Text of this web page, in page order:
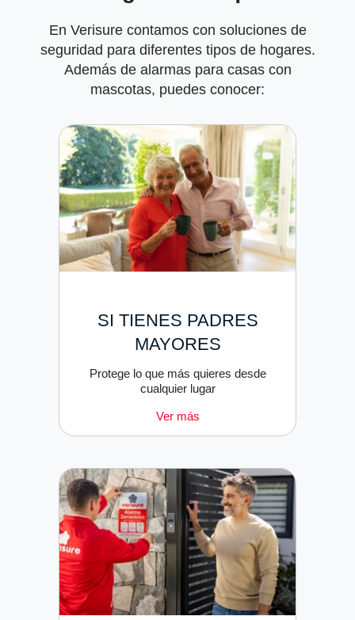
En Verisure contamos con soluciones de
seguridad para diferentes tipos de hogares.
Además de alarmas para casas con
mascotas, puedes conocer:
SI TIENES PADRES
MAYORES
Protege lo que más quieres desde
cualquier lugar
Ver más